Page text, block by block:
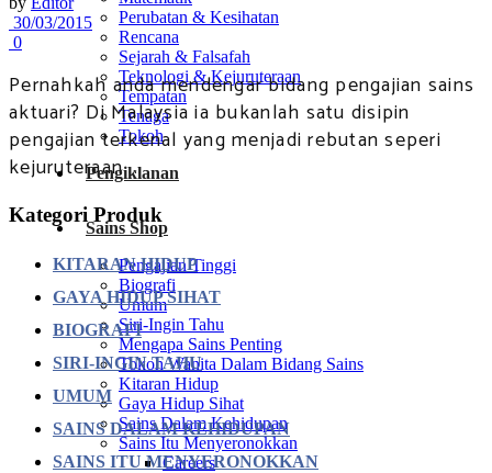
Perubatan & Kesihatan
Rencana
Sejarah & Falsafah
Teknologi & Kejuruteraan
Tempatan
Tenaga
Tokoh
Pengiklanan
Sains Shop
Pengajian Tinggi
Biografi
Umum
Siri-Ingin Tahu
Mengapa Sains Penting
Tokoh Wanita Dalam Bidang Sains
Kitaran Hidup
Gaya Hidup Sihat
Sains Dalam Kehidupan
Sains Itu Menyeronokkan
Careers
30/03/2015
0
Pernahkah anda mendengar bidang pengajian sains
aktuari? Di Malaysia ia bukanlah satu disipin
pengajian terkenal yang menjadi rebutan seperi
kejuruteraan ...
Kategori Produk
KITARAN HIDUP
GAYA HIDUP SIHAT
BIOGRAFI
SIRI-INGIN TAHU
UMUM
SAINS DALAM KEHIDUPAN
SAINS ITU MENYERONOKKAN